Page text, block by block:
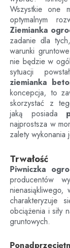
Wszystkie one
optymalnym
Ziemianka
zadanie dla
warunki
nie będzie w
sytuacji
ziemianka
koncepcja, to
skorzystać z
jaką posiada
najprostsza w
zalety wykonania
Trwałość
Piwniczka
producentów
nienasiąkliwego,
charakteryzuje
obciążenia i siły
gruntowych.